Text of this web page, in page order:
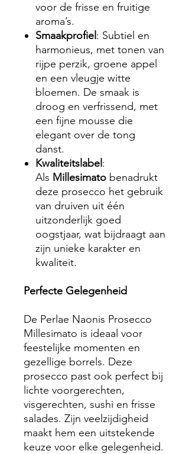
voor de frisse en fruitige
aroma’s.
Smaakprofiel : Subtiel en
harmonieus, met tonen van
rijpe perzik, groene appel
en een vleugje witte
bloemen. De smaak is
droog en verfrissend, met
een fijne mousse die
elegant over de tong
danst.
Kwaliteitslabel :
Als Millesimato benadrukt
deze prosecco het gebruik
van druiven uit één
uitzonderlijk goed
oogstjaar, wat bijdraagt aan
zijn unieke karakter en
kwaliteit.
Perfecte Gelegenheid
De Perlae Naonis Prosecco
Millesimato is ideaal voor
feestelijke momenten en
gezellige borrels. Deze
prosecco past ook perfect bij
lichte voorgerechten,
visgerechten, sushi en frisse
salades. Zijn veelzijdigheid
maakt hem een uitstekende
keuze voor elke gelegenheid.